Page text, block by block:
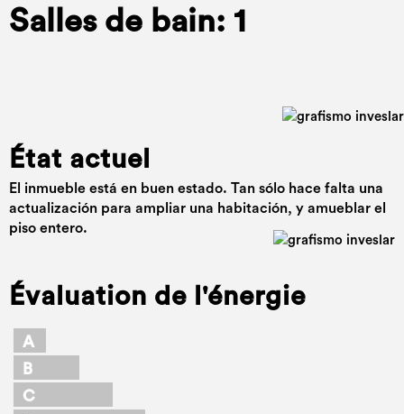
Salles de bain: 1
État actuel
El inmueble está en buen estado. Tan sólo hace falta una
actualización para ampliar una habitación, y amueblar el
piso entero.
Évaluation de l'énergie
A
B
C